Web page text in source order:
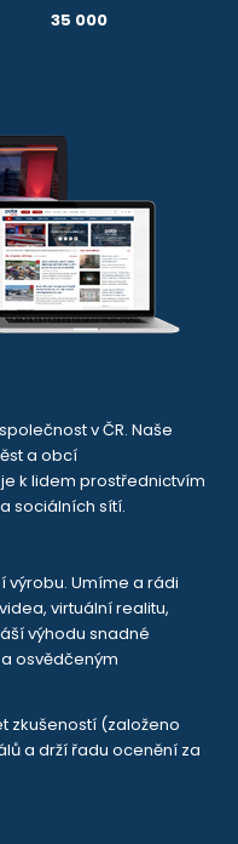
35 000
v ČR. Naše
a obcí
k lidem prostřednictvím
sociálních sítí.
výrobu. Umíme a rádi
virtuální realitu,
výhodu snadné
osvědčeným
zkušeností (založeno
a drží řadu ocenění za